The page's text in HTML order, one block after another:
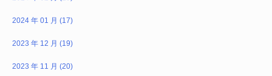
2024 年 01 月 (17)
2023 年 12 月 (19)
2023 年 11 月 (20)